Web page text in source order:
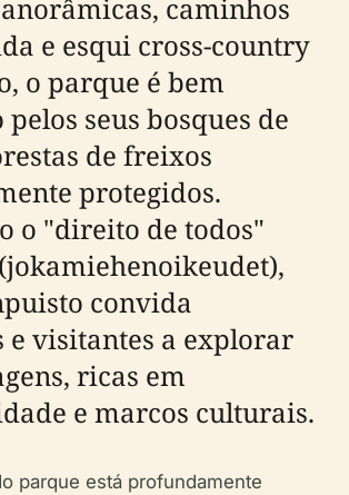
caminhos
e esqui cross-country
o parque é bem
seus bosques de
de freixos
protegidos.
o "direito de todos"
convida
e visitantes a explorar
ricas em
e marcos culturais.
parque está profundamente